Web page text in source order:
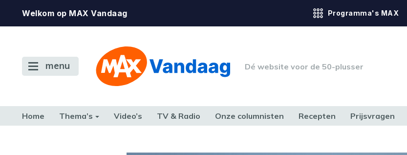
Welkom op MAX Vandaag Programma's MAX
menu Dé website voor de 50-plusser
Home Thema’s Video’s TV & Radio Onze columnisten Recepten Prijsvragen